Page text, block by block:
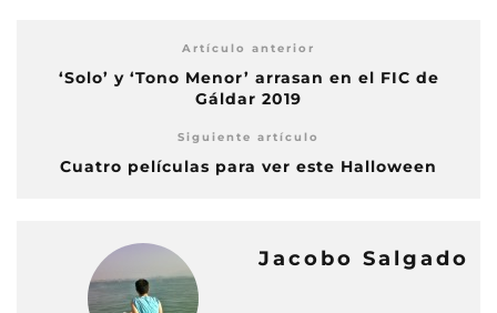
Artículo anterior
‘Solo’ y ‘Tono Menor’ arrasan en el FIC de
Gáldar 2019
Siguiente artículo
Cuatro películas para ver este Halloween
Jacobo Salgado